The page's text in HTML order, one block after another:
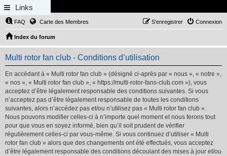
Links
FAQ Carte des Membres Connexion
S’enregistrer
Index du forum
Multi rotor fan club - Conditions d’utilisation
En accédant à « Multi rotor fan club » (désigné ci-après par « nous », « notre »,
« nos », « Multi rotor fan club », « https://multi-rotor-fans-club.com »), vous
acceptez d’être légalement responsable des conditions suivantes. Si vous
n’acceptez pas d’être légalement responsable de toutes les conditions
suivantes, alors n’accédez pas et/ou n’utilisez pas « Multi rotor fan club ».
Nous pouvons modifier celles-ci à n’importe quel moment et nous ferons tout
pour que vous en soyez informé, bien qu’il soit prudent de vérifier
régulièrement celles-ci par vous-même. Si vous continuez d’utiliser « Multi
rotor fan club » alors que des changements ont été effectués, vous acceptez
d’être légalement responsable des conditions découlant des mises à jour et/ou